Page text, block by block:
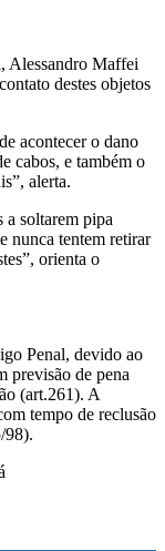
Alessandro Maffei
destes objetos
acontecer o dano
cabos, e também o
alerta.
a soltarem pipa
nunca tentem retirar
orienta o
Penal, devido ao
previsão de pena
(art.261). A
tempo de reclusão
98).